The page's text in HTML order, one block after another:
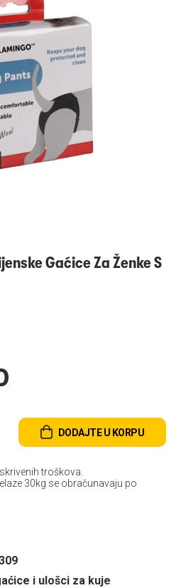
Gaćice Za Ženke S
DODAJTE U KORPU
troškova.
30kg se obračunavaju po
i ulošci za kuje